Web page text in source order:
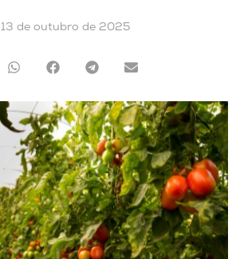
13 de outubro de 2025